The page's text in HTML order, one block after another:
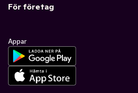
För företag
Appar